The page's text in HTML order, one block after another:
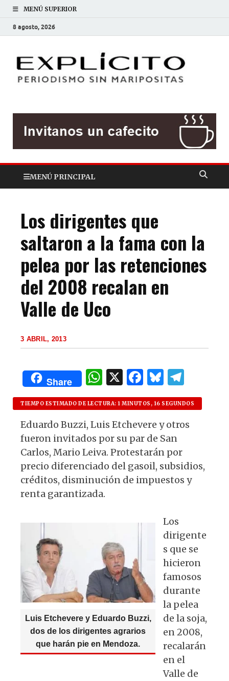
MENÚ SUPERIOR
8 agosto, 2026
MENÚ PRINCIPAL
Los dirigentes que
saltaron a la fama con la
pelea por las retenciones
del 2008 recalan en
Valle de Uco
3 ABRIL, 2013
Share
W
h
at
s
A
p
p
X F
a
c
e
b
o
o
k
B
lu
es
k
y
el
e
g
m
TIEMPO ESTIMADO DE LECTURA: 1 MINUTOS, 16 SEGUNDOS
Eduardo Buzzi, Luis Etchevere y otros
fueron invitados por su par de San
Carlos, Mario Leiva. Protestarán por
precio diferenciado del gasoil, subsidios,
créditos, disminución de impuestos y
renta garantizada.
Luis Etchevere y Eduardo Buzzi,
dos de los dirigentes agrarios
que harán pie en Mendoza.
Los
dirigente
s que se
hicieron
famosos
durante
la pelea
de la soja,
en 2008,
recalarán
en el
Valle de